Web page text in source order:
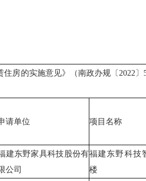
房的实施意见》（南政办规〔2022
请单位 项目名称
建东野家具科技股份有
公司
福建东野科技
楼